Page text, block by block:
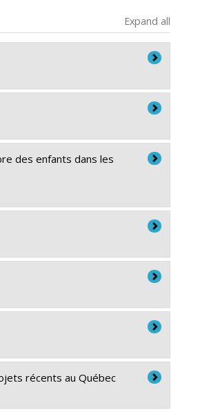
Expand all
des enfants dans les
récents au Québec